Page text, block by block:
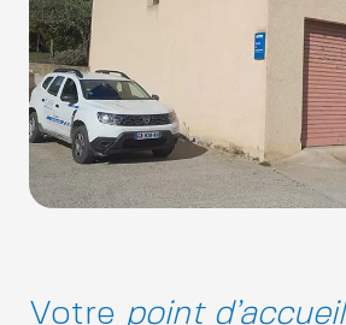
Votre point d’accueil